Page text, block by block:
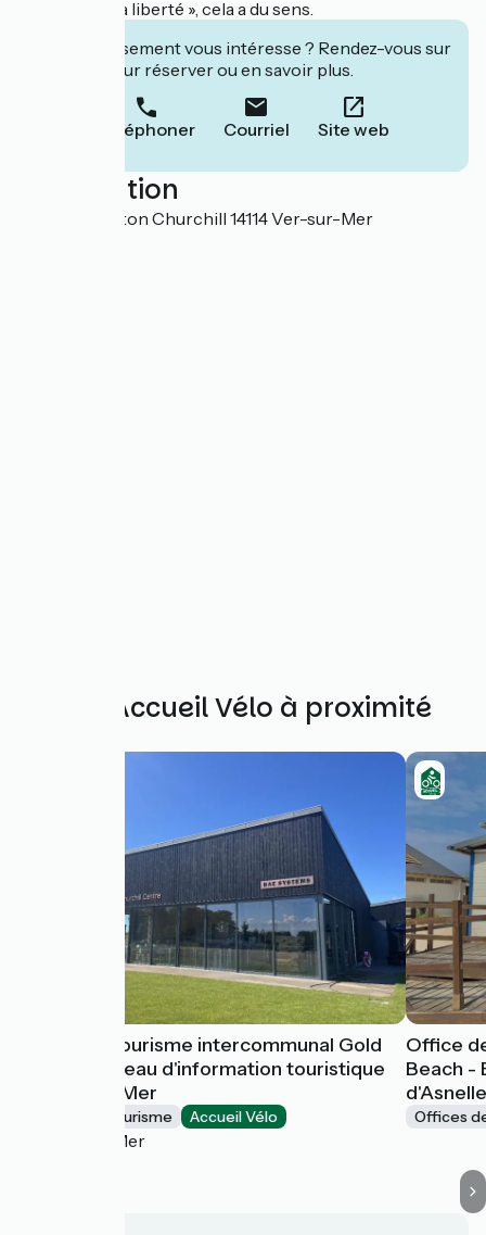
Ici « cultiver la liberté », cela a du sens.
Cet établissement vous intéresse ? Rendez-vous sur
leur site pour réserver ou en savoir plus.
Téléphoner Courriel Site web
Localisation
Centre Winston Churchill 14114 Ver-sur-Mer
Autres Accueil Vélo à proximité
Office de Tourisme intercommunal Gold
Beach - Bureau d'information touristique
de Ver-sur-Mer
Offices de Tourisme Accueil Vélo
Ver-sur-Mer
Office
Beach -
Offices